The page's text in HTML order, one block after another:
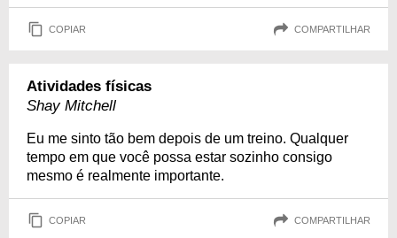
COPIAR COMPARTILHAR
Atividades físicas
Shay Mitchell
Eu me sinto tão bem depois de um treino. Qualquer
tempo em que você possa estar sozinho consigo
mesmo é realmente importante.
COPIAR COMPARTILHAR